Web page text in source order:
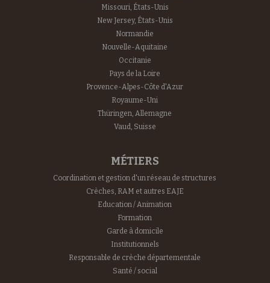
Missouri, États-Unis
New Jersey, États-Unis
Normandie
Nouvelle-Aquitaine
Occitanie
Pays de la Loire
Provence-Alpes-Côte d'Azur
Royaume-Uni
Thüringen, Allemagne
Vaud, Suisse
MÉTIERS
Coordination et gestion d'un réseau de structures
Crèches, RAM et autres EAJE
Education / Animation
Formation
Garde à domicile
Institutionnels
Responsable de crèche départementale
Santé / social